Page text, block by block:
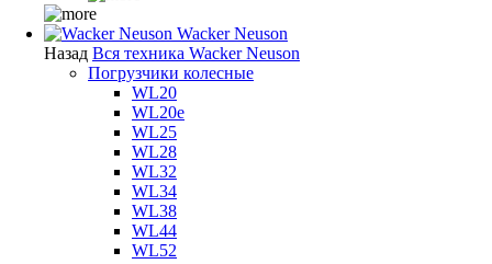
Wacker Neuson
Назад Вся техника Wacker Neuson
Погрузчики колесные
WL20
WL20e
WL25
WL28
WL32
WL34
WL38
WL44
WL52